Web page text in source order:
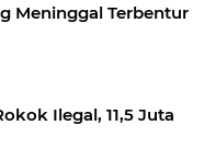
Meninggal Terbentur
Ilegal, 11,5 Juta